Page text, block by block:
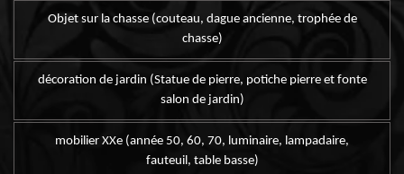
Objet sur la chasse (couteau, dague ancienne, trophée de
chasse)
décoration de jardin (Statue de pierre, potiche pierre et fonte
salon de jardin)
mobilier XXe (année 50, 60, 70, luminaire, lampadaire,
fauteuil, table basse)